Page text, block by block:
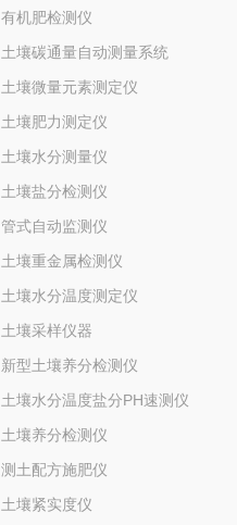
有机肥检测仪
土壤碳通量自动测量系统
土壤微量元素测定仪
土壤肥力测定仪
土壤水分测量仪
土壤盐分检测仪
管式自动监测仪
土壤重金属检测仪
土壤水分温度测定仪
土壤采样仪器
新型土壤养分检测仪
土壤水分温度盐分PH速测仪
土壤养分检测仪
测土配方施肥仪
土壤紧实度仪